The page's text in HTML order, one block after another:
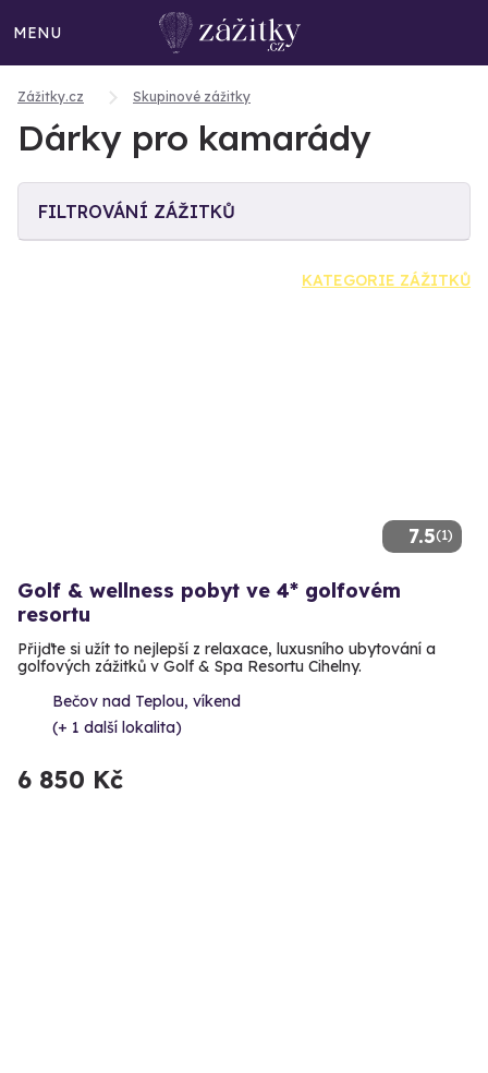
MENU
Zážitky.cz Skupinové zážitky
Dárky pro kamarády
FILTROVÁNÍ ZÁŽITKŮ
KATEGORIE ZÁŽITKŮ
7.5(1)
Golf & wellness pobyt ve 4* golfovém
resortu
Přijďte si užít to nejlepší z relaxace, luxusního ubytování a
golfových zážitků v Golf & Spa Resortu Cihelny.
Bečov nad Teplou, víkend
(+ 1 další lokalita)
6 850 Kč